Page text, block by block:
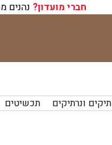
חברי מועדון? נהנים
תיקים ונרתיקים תכשיטים